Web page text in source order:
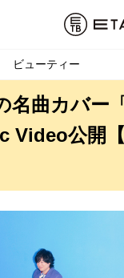
ビューティー
名曲カバー
Video公開